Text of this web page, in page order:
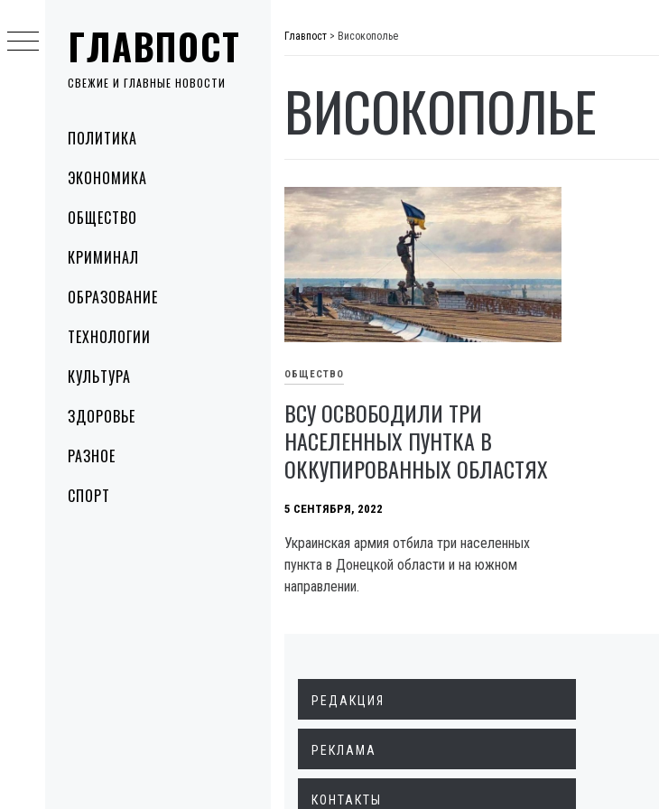
ГЛАВПОСТ
СВЕЖИЕ И ГЛАВНЫЕ НОВОСТИ
MenuПОЛИТИКА
ЭКОНОМИКА
ОБЩЕСТВО
КРИМИНАЛ
ОБРАЗОВАНИЕ
ТЕХНОЛОГИИ
КУЛЬТУРА
ЗДОРОВЬЕ
РАЗНОЕ
СПОРТ
to
content
Главпост > Високополье
ВИСОКОПОЛЬЕ
ОБЩЕСТВО
ВСУ ОСВОБОДИЛИ ТРИ
НАСЕЛЕННЫХ ПУНТКА В
ОККУПИРОВАННЫХ ОБЛАСТЯХ
5 СЕНТЯБРЯ, 2022
Украинская армия отбила три населенных
пункта в Донецкой области и на южном
направлении.
РЕДАКЦИЯ
РЕКЛАМА
КОНТАКТЫ